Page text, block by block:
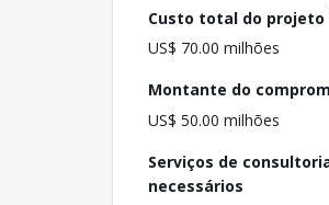
Custo total do projeto
US$ 70.00 milhões
Montante do
US$ 50.00 milhões
Serviços de
necessários